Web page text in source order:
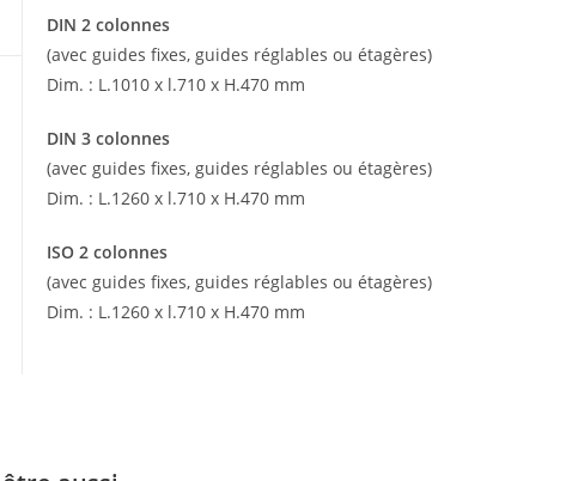
DIN 2 colonnes
(avec guides fixes, guides réglables ou étagères)
Dim. : L.1010 x l.710 x H.470 mm
DIN 3 colonnes
(avec guides fixes, guides réglables ou étagères)
Dim. : L.1260 x l.710 x H.470 mm
ISO 2 colonnes
(avec guides fixes, guides réglables ou étagères)
Dim. : L.1260 x l.710 x H.470 mm